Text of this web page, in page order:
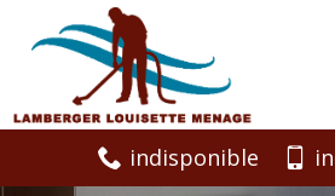
indisponible